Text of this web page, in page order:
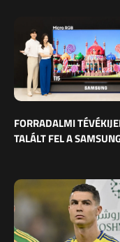
FORRADALMI
TALÁLT FEL A